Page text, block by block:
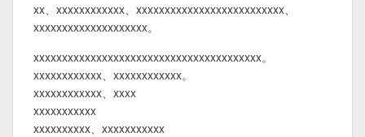
xx、xxxxxxxxxxxx、xxxxxxxxxxxxxxxxxxxxxxxxxx、
xxxxxxxxxxxxxxxxxxxx。
xxxxxxxxxxxxxxxxxxxxxxxxxxxxxxxxxxxxxxxx。
xxxxxxxxxxxx、xxxxxxxxxxxx。
xxxxxxxxxxxx、xxxx
xxxxxxxxxxx
xxxxxxxxxx、xxxxxxxxxxx